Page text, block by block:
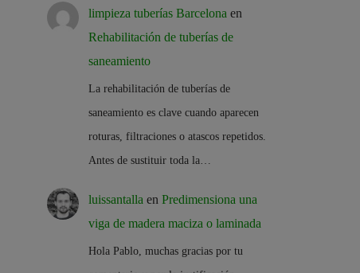
limpieza tuberías Barcelona en
Rehabilitación de tuberías de
saneamiento
La rehabilitación de tuberías de
saneamiento es clave cuando aparecen
roturas, filtraciones o atascos repetidos.
Antes de sustituir toda la…
luissantalla en Predimensiona una
viga de madera maciza o laminada
Hola Pablo, muchas gracias por tu